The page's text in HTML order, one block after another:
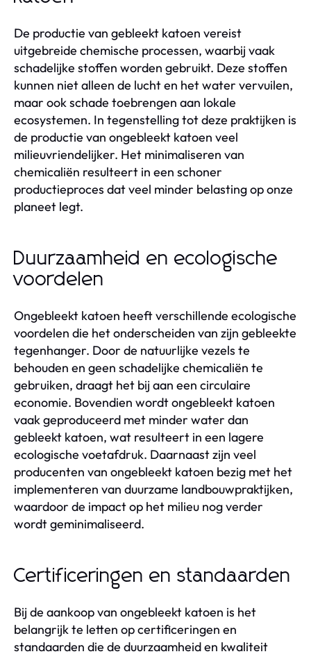
De productie van gebleekt katoen vereist
uitgebreide chemische processen, waarbij vaak
schadelijke stoffen worden gebruikt. Deze stoffen
kunnen niet alleen de lucht en het water vervuilen,
maar ook schade toebrengen aan lokale
ecosystemen. In tegenstelling tot deze praktijken is
de productie van ongebleekt katoen veel
milieuvriendelijker. Het minimaliseren van
chemicaliën resulteert in een schoner
productieproces dat veel minder belasting op onze
planeet legt.
Duurzaamheid en ecologische
voordelen
Ongebleekt katoen heeft verschillende ecologische
voordelen die het onderscheiden van zijn gebleekte
tegenhanger. Door de natuurlijke vezels te
behouden en geen schadelijke chemicaliën te
gebruiken, draagt het bij aan een circulaire
economie. Bovendien wordt ongebleekt katoen
vaak geproduceerd met minder water dan
gebleekt katoen, wat resulteert in een lagere
ecologische voetafdruk. Daarnaast zijn veel
producenten van ongebleekt katoen bezig met het
implementeren van duurzame landbouwpraktijken,
waardoor de impact op het milieu nog verder
wordt geminimaliseerd.
Certificeringen en standaarden
Bij de aankoop van ongebleekt katoen is het
belangrijk te letten op certificeringen en
standaarden die de duurzaamheid en kwaliteit